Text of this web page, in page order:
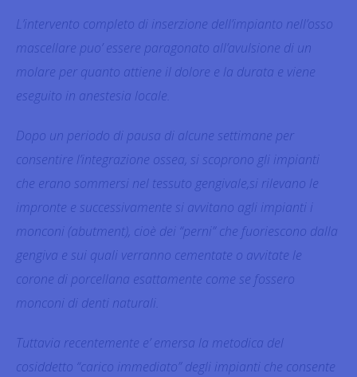
L’intervento completo di inserzione dell’impianto nell’osso
mascellare puo’ essere paragonato all’avulsione di un
molare per quanto attiene il dolore e la durata e viene
eseguito in anestesia locale.
Dopo un periodo di pausa di alcune settimane per
consentire l’integrazione ossea, si scoprono gli impianti
che erano sommersi nel tessuto gengivale,si rilevano le
impronte e successivamente si avvitano agli impianti i
monconi (abutment), cioè dei “perni” che fuoriescono dalla
gengiva e sui quali verranno cementate o avvitate le
corone di porcellana esattamente come se fossero
monconi di denti naturali.
Tuttavia recentemente e’ emersa la metodica del
cosiddetto “carico immediato” degli impianti che consente